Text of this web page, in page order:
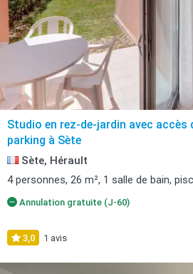
Studio en rez-de-jardin avec accès
parking à Sète
Sète, Hérault
4 personnes, 26 m², 1 salle de bain,
Annulation gratuite (J-60)
3,0 1 avis